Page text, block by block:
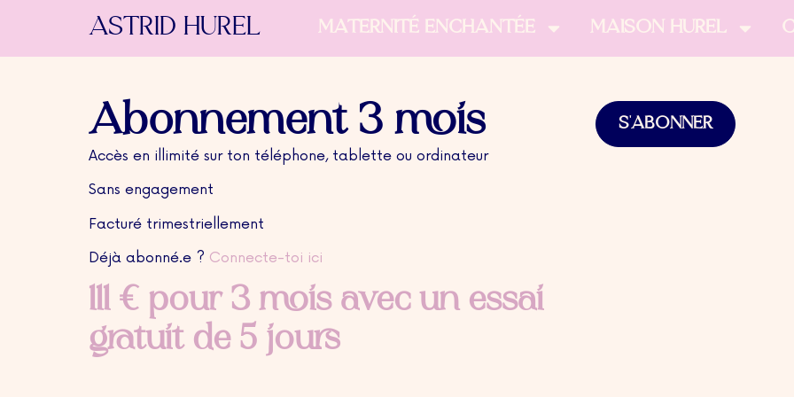
ASTRID HUREL MATERNITÉ ENCHANTÉE MAISON HUREL
Abonnement 3 mois
Accès en illimité sur ton téléphone, tablette ou ordinateur
Sans engagement
Facturé trimestriellement
Déjà abonné.e ? Connecte-toi ici
111 € pour 3 mois avec un essai
gratuit de 5 jours
S'ABONNER